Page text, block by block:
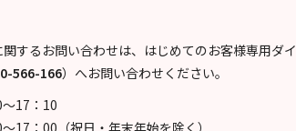
するお問い合わせは、はじめてのお客様専用ダイ
566-166） へお問い合わせください。
17：10